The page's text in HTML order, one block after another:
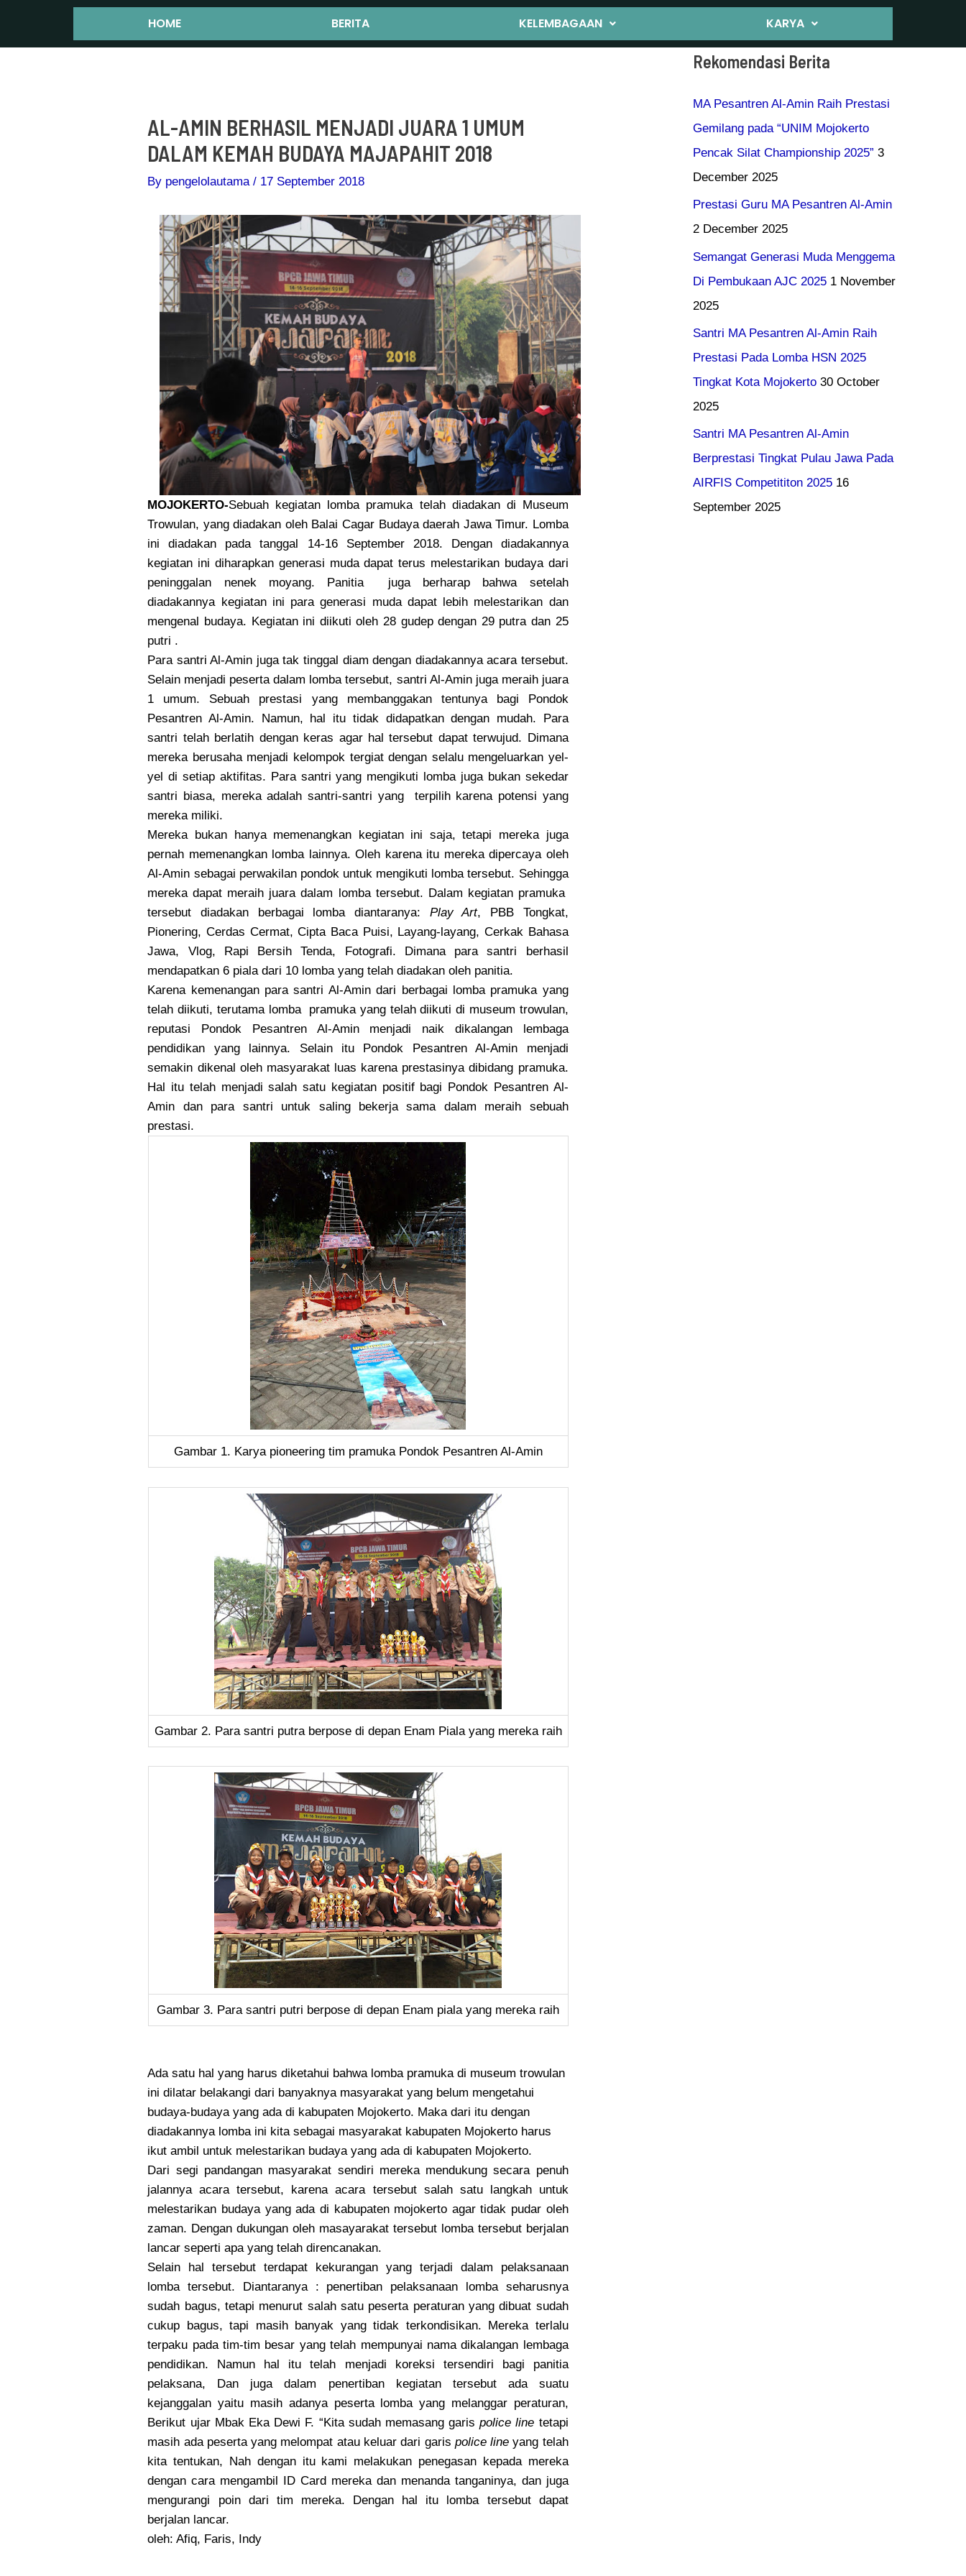
content
HOME BERITA KELEMBAGAAN KARYA
AL-AMIN BERHASIL MENJADI JUARA 1 UMUM
DALAM KEMAH BUDAYA MAJAPAHIT 2018
By pengelolautama/ 17 September 2018
MOJOKERTO-Sebuah kegiatan lomba pramuka telah diadakan di Museum
Trowulan, yang diadakan oleh Balai Cagar Budaya daerah Jawa Timur. Lomba
ini diadakan pada tanggal 14-16 September 2018. Dengan diadakannya
kegiatan ini diharapkan generasi muda dapat terus melestarikan budaya dari
peninggalan nenek moyang. Panitia juga berharap bahwa setelah
diadakannya kegiatan ini para generasi muda dapat lebih melestarikan dan
mengenal budaya. Kegiatan ini diikuti oleh 28 gudep dengan 29 putra dan 25
putri .
Para santri Al-Amin juga tak tinggal diam dengan diadakannya acara tersebut.
Selain menjadi peserta dalam lomba tersebut, santri Al-Amin juga meraih juara
1 umum. Sebuah prestasi yang membanggakan tentunya bagi Pondok
Pesantren Al-Amin. Namun, hal itu tidak didapatkan dengan mudah. Para
santri telah berlatih dengan keras agar hal tersebut dapat terwujud. Dimana
mereka berusaha menjadi kelompok tergiat dengan selalu mengeluarkan yel-
yel di setiap aktifitas. Para santri yang mengikuti lomba juga bukan sekedar
santri biasa, mereka adalah santri-santri yang
terpilih karena potensi yang
mereka miliki.
Mereka bukan hanya memenangkan kegiatan ini saja, tetapi mereka juga
pernah memenangkan lomba lainnya. Oleh karena itu mereka dipercaya oleh
Al-Amin sebagai perwakilan pondok untuk mengikuti lomba tersebut. Sehingga
mereka dapat meraih juara dalam lomba tersebut. Dalam kegiatan pramuka
tersebut diadakan berbagai lomba diantaranya: Play Art, PBB Tongkat,
Pionering, Cerdas Cermat, Cipta Baca Puisi, Layang-layang, Cerkak Bahasa
Jawa, Vlog, Rapi Bersih Tenda, Fotografi. Dimana para santri berhasil
mendapatkan 6 piala dari 10 lomba yang telah diadakan oleh panitia.
Karena kemenangan para santri Al-Amin dari berbagai lomba pramuka yang
telah diikuti, terutama lomba
pramuka yang telah diikuti di museum trowulan,
reputasi Pondok Pesantren Al-Amin menjadi naik dikalangan lembaga
pendidikan yang lainnya. Selain itu Pondok Pesantren Al-Amin menjadi
semakin dikenal oleh masyarakat luas karena prestasinya dibidang pramuka.
Hal itu telah menjadi salah satu kegiatan positif bagi Pondok Pesantren Al-
Amin dan para santri untuk saling bekerja sama dalam meraih sebuah
prestasi.
Gambar 1. Karya pioneering tim pramuka Pondok Pesantren Al-Amin
Gambar 2. Para santri putra berpose di depan Enam Piala yang mereka raih
Gambar 3. Para santri putri berpose di depan Enam piala yang mereka raih
Ada satu hal yang harus diketahui bahwa lomba pramuka di museum trowulan
ini dilatar belakangi dari banyaknya masyarakat yang belum mengetahui
budaya-budaya yang ada di kabupaten Mojokerto. Maka dari itu dengan
diadakannya lomba ini kita sebagai masyarakat kabupaten Mojokerto harus
ikut ambil untuk melestarikan budaya yang ada di kabupaten Mojokerto.
Dari segi pandangan masyarakat sendiri mereka mendukung secara penuh
jalannya acara tersebut, karena acara tersebut salah satu langkah untuk
melestarikan budaya yang ada di kabupaten mojokerto agar tidak pudar oleh
zaman. Dengan dukungan oleh masayarakat tersebut lomba tersebut berjalan
lancar seperti apa yang telah direncanakan.
Selain hal tersebut terdapat kekurangan yang terjadi dalam pelaksanaan
lomba tersebut. Diantaranya : penertiban pelaksanaan lomba seharusnya
sudah bagus, tetapi menurut salah satu peserta peraturan yang dibuat sudah
cukup bagus, tapi masih banyak yang tidak terkondisikan. Mereka terlalu
terpaku pada tim-tim besar yang telah mempunyai nama dikalangan lembaga
pendidikan. Namun hal itu telah menjadi koreksi tersendiri bagi panitia
pelaksana, Dan juga dalam penertiban kegiatan tersebut ada suatu
kejanggalan yaitu masih adanya peserta lomba yang melanggar peraturan,
Berikut ujar Mbak Eka Dewi F. “Kita sudah memasang garispolice line tetapi
masih ada peserta yang melompat atau keluar dari garis police line yang telah
kita tentukan, Nah dengan itu kami melakukan penegasan kepada mereka
dengan cara mengambil ID Card mereka dan menanda tanganinya, dan juga
mengurangi poin dari tim mereka. Dengan hal itu lomba tersebut dapat
berjalan lancar.
oleh: Afiq, Faris, Indy
Post
navigation
Rekomendasi Berita
MA Pesantren Al-Amin Raih Prestasi
Gemilang pada “UNIM Mojokerto
Pencak Silat Championship 2025” 3
December 2025
Prestasi Guru MA Pesantren Al-Amin
2 December 2025
Semangat Generasi Muda Menggema
Di Pembukaan AJC 2025 1 November
2025
Santri MA Pesantren Al-Amin Raih
Prestasi Pada Lomba HSN 2025
Tingkat Kota Mojokerto 30 October
2025
Santri MA Pesantren Al-Amin
Berprestasi Tingkat Pulau Jawa Pada
AIRFIS Competititon 2025 16
September 2025